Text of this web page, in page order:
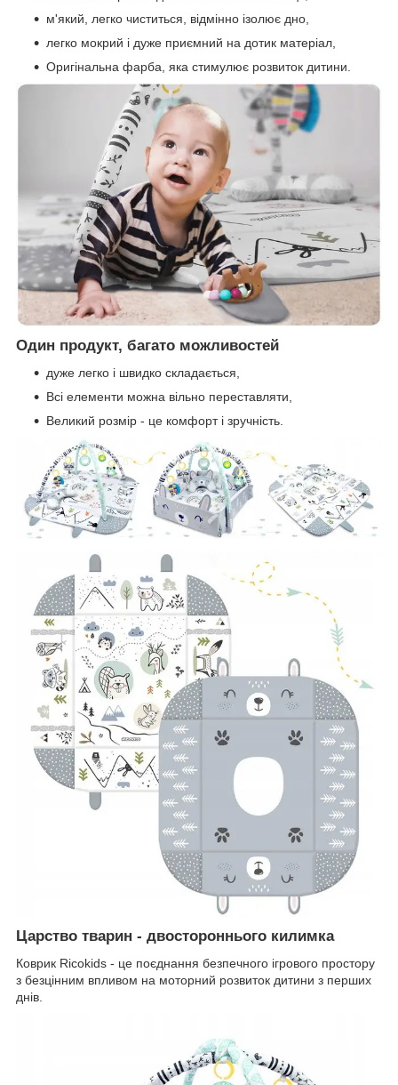
м'який, легко чиститься, відмінно ізолює дно,
легко мокрий і дуже приємний на дотик матеріал,
Оригінальна фарба, яка стимулює розвиток дитини.
Один продукт, багато можливостей
дуже легко і швидко складається,
Всі елементи можна вільно переставляти,
Великий розмір - це комфорт і зручність.
Царство тварин - двостороннього килимка
Коврик Ricokids - це поєднання безпечного ігрового простору
з безцінним впливом на моторний розвиток дитини з перших
днів.